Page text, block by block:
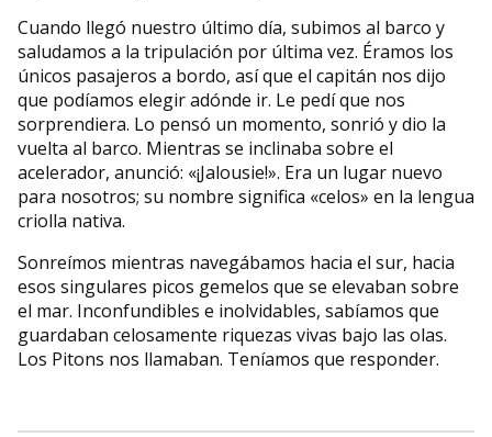
Cuando llegó nuestro último día, subimos al barco y
saludamos a la tripulación por última vez. Éramos los
únicos pasajeros a bordo, así que el capitán nos dijo
que podíamos elegir adónde ir. Le pedí que nos
sorprendiera. Lo pensó un momento, sonrió y dio la
vuelta al barco. Mientras se inclinaba sobre el
acelerador, anunció: «¡Jalousie!». Era un lugar nuevo
para nosotros; su nombre significa «celos» en la lengua
criolla nativa.
Sonreímos mientras navegábamos hacia el sur, hacia
esos singulares picos gemelos que se elevaban sobre
el mar. Inconfundibles e inolvidables, sabíamos que
guardaban celosamente riquezas vivas bajo las olas.
Los Pitons nos llamaban. Teníamos que responder.